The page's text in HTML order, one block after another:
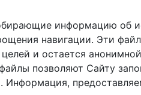
информацию об
навигации. Эти
и остается
позволяют Сайту
Информация,